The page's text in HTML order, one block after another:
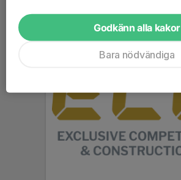
Godkänn alla kakor
Bara nödvändiga